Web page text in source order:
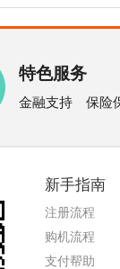
特色服务
金融支持 保险
新手指南
注册流程
购机流程
支付帮助